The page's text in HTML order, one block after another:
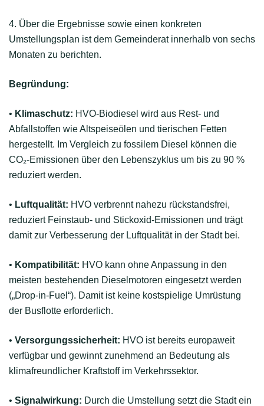
4. Über die Ergebnisse sowie einen konkreten
Umstellungsplan ist dem Gemeinderat innerhalb von sechs
Monaten zu berichten.
Begründung:
• Klimaschutz: HVO-Biodiesel wird aus Rest- und
Abfallstoffen wie Altspeiseölen und tierischen Fetten
hergestellt. Im Vergleich zu fossilem Diesel können die
CO₂-Emissionen über den Lebenszyklus um bis zu 90 %
reduziert werden.
• Luftqualität: HVO verbrennt nahezu rückstandsfrei,
reduziert Feinstaub- und Stickoxid-Emissionen und trägt
damit zur Verbesserung der Luftqualität in der Stadt bei.
• Kompatibilität: HVO kann ohne Anpassung in den
meisten bestehenden Dieselmotoren eingesetzt werden
(„Drop-in-Fuel“). Damit ist keine kostspielige Umrüstung
der Busflotte erforderlich.
• Versorgungssicherheit: HVO ist bereits europaweit
verfügbar und gewinnt zunehmend an Bedeutung als
klimafreundlicher Kraftstoff im Verkehrssektor.
• Signalwirkung: Durch die Umstellung setzt die Stadt ein